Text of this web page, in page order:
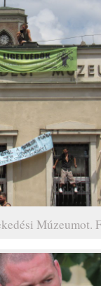
Múzeumot.